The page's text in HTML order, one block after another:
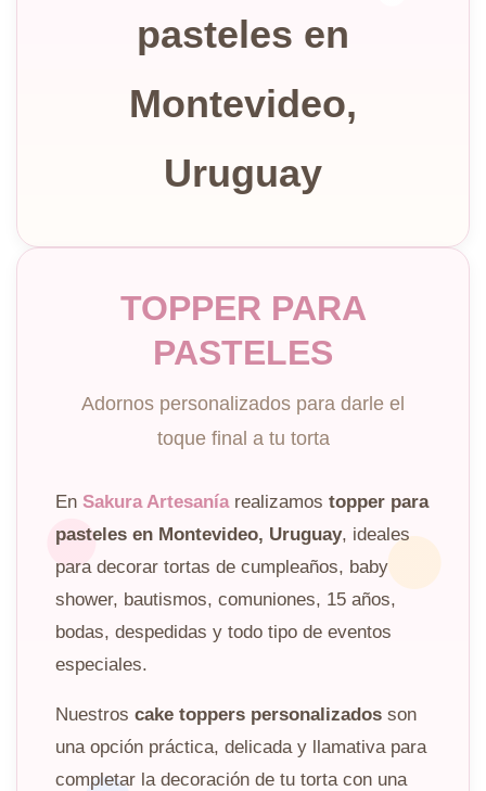
pasteles en
Montevideo,
Uruguay
TOPPER PARA
PASTELES
Adornos personalizados para darle el
toque final a tu torta
En Sakura Artesaníarealizamos topper para
pasteles en Montevideo, Uruguay, ideales
para decorar tortas de cumpleaños, baby
shower, bautismos, comuniones, 15 años,
bodas, despedidas y todo tipo de eventos
especiales.
Nuestros cake toppers personalizados son
una opción práctica, delicada y llamativa para
completar la decoración de tu torta con una